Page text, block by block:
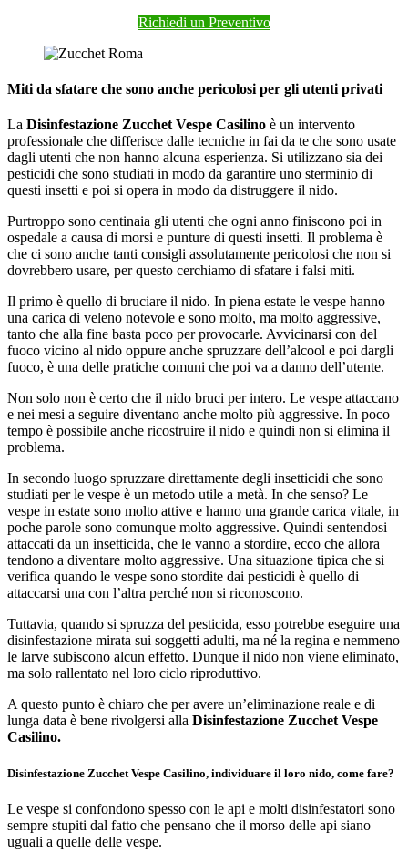
Richiedi un Preventivo
Miti da sfatare che sono anche pericolosi per gli utenti privati
La Disinfestazione Zucchet Vespe Casilino è un intervento
professionale che differisce dalle tecniche in fai da te che sono usate
dagli utenti che non hanno alcuna esperienza. Si utilizzano sia dei
pesticidi che sono studiati in modo da garantire uno sterminio di
questi insetti e poi si opera in modo da distruggere il nido.
Purtroppo sono centinaia gli utenti che ogni anno finiscono poi in
ospedale a causa di morsi e punture di questi insetti. Il problema è
che ci sono anche tanti consigli assolutamente pericolosi che non si
dovrebbero usare, per questo cerchiamo di sfatare i falsi miti.
Il primo è quello di bruciare il nido. In piena estate le vespe hanno
una carica di veleno notevole e sono molto, ma molto aggressive,
tanto che alla fine basta poco per provocarle. Avvicinarsi con del
fuoco vicino al nido oppure anche spruzzare dell’alcool e poi dargli
fuoco, è una delle pratiche comuni che poi va a danno dell’utente.
Non solo non è certo che il nido bruci per intero. Le vespe attaccano
e nei mesi a seguire diventano anche molto più aggressive. In poco
tempo è possibile anche ricostruire il nido e quindi non si elimina il
problema.
In secondo luogo spruzzare direttamente degli insetticidi che sono
studiati per le vespe è un metodo utile a metà. In che senso? Le
vespe in estate sono molto attive e hanno una grande carica vitale, in
poche parole sono comunque molto aggressive. Quindi sentendosi
attaccati da un insetticida, che le vanno a stordire, ecco che allora
tendono a diventare molto aggressive. Una situazione tipica che si
verifica quando le vespe sono stordite dai pesticidi è quello di
attaccarsi una con l’altra perché non si riconoscono.
Tuttavia, quando si spruzza del pesticida, esso potrebbe eseguire una
disinfestazione mirata sui soggetti adulti, ma né la regina e nemmeno
le larve subiscono alcun effetto. Dunque il nido non viene eliminato,
ma solo rallentato nel loro ciclo riproduttivo.
A questo punto è chiaro che per avere un’eliminazione reale e di
lunga data è bene rivolgersi alla Disinfestazione Zucchet Vespe
Casilino.
Disinfestazione Zucchet Vespe Casilino, individuare il loro nido, come fare?
Le vespe si confondono spesso con le api e molti disinfestatori sono
sempre stupiti dal fatto che pensano che il morso delle api siano
uguali a quelle delle vespe.